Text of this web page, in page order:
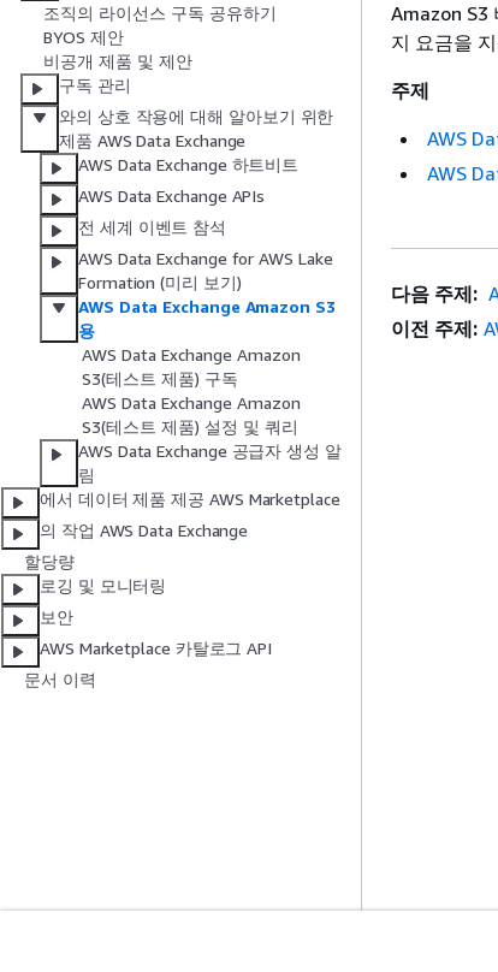
조직의 라이선스 구독 공유하기
BYOS 제안
비공개 제품 및 제안
구독 관리
와의 상호 작용에 대해 알아보기 위한
제품 AWS Data Exchange
AWS Data Exchange 하트비트
AWS Data Exchange APIs
전 세계 이벤트 참석
AWS Data Exchange for AWS Lake
Formation (미리 보기)
AWS Data Exchange Amazon S3
용
AWS Data Exchange Amazon
S3(테스트 제품) 구독
AWS Data Exchange Amazon
S3(테스트 제품) 설정 및 쿼리
AWS Data Exchange 공급자 생성 알
림
에서 데이터 제품 제공 AWS Marketplace
의 작업 AWS Data Exchange
할당량
로깅 및 모니터링
보안
AWS Marketplace 카탈로그 API
문서 이력
Amazon S3
지 요금을
주제
AWS
AWS
다음 주제:
이전 주제: